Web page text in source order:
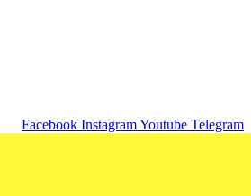
Facebook InstagramYoutube Telegram